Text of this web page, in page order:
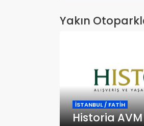
Yakın
İSTANBUL / FATİH
Historia